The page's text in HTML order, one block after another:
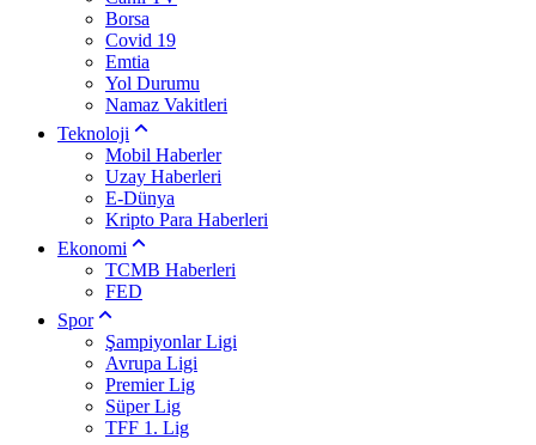
Borsa
Covid 19
Emtia
Yol Durumu
Namaz Vakitleri
Teknoloji
Mobil Haberler
Uzay Haberleri
E-Dünya
Kripto Para Haberleri
Ekonomi
TCMB Haberleri
FED
Spor
Şampiyonlar Ligi
Avrupa Ligi
Premier Lig
Süper Lig
TFF 1. Lig